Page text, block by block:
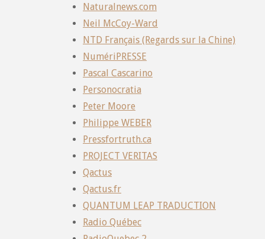
Naturalnews.com
Neil McCoy-Ward
NTD Français (Regards sur la Chine)
NumériPRESSE
Pascal Cascarino
Personocratia
Peter Moore
Philippe WEBER
Pressfortruth.ca
PROJECT VERITAS
Qactus
Qactus.fr
QUANTUM LEAP TRADUCTION
Radio Québec